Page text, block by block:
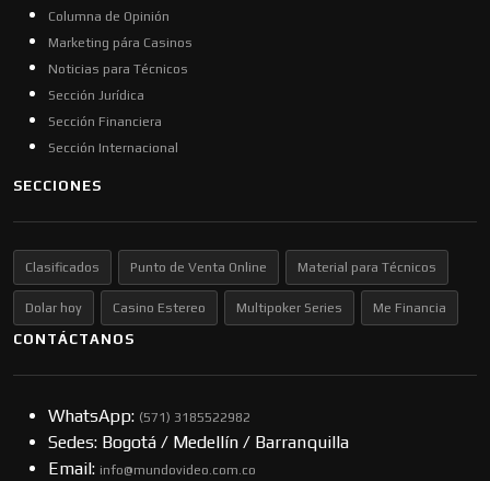
Columna de Opinión
Marketing pára Casinos
Noticias para Técnicos
Sección Jurídica
Sección Financiera
Sección Internacional
SECCIONES
Clasificados Punto de Venta Online Material para Técnicos
Dolar hoy Casino Estereo Multipoker Series Me Financia
CONTÁCTANOS
WhatsApp: (57​​1) 3185522982
Sedes: Bogotá / Medellín / Barranquilla
Email: info@mundovideo.com.co